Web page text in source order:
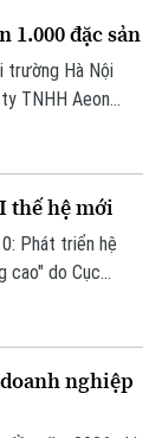
1.000 đặc sản
trường Hà Nội
TNHH Aeon
thế hệ mới
Phát triển hệ
cao" do Cục
triển khu vực
nghiệp